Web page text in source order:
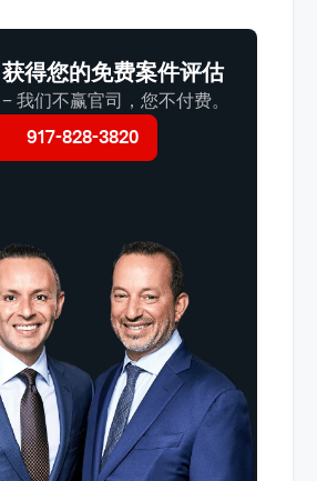
获得您的免费案件评估
我们不赢官司，您不付费。
917-828-3820